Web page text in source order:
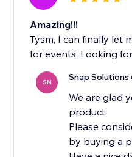
Amazing!!!
Tysm, I can finally let
for events. Looking
SN Snap Solutions
We are glad
product.
Please
by buying a